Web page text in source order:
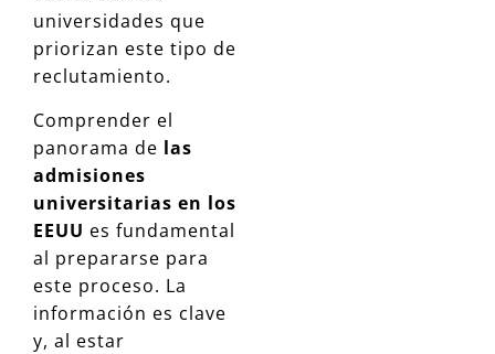
universidades que
priorizan este tipo de
reclutamiento.
Comprender el
panorama de las
admisiones
universitarias en los
EEUU es fundamental
al prepararse para
este proceso. La
información es clave
y, al estar